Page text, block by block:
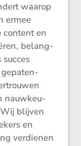
waarop
ermee
content en
belang­
gepaten­
nauwkeu­
blijven
en
verdienen